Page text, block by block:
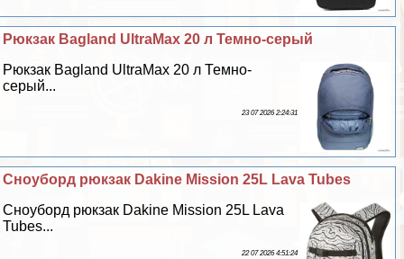
Рюкзак Bagland UltraMax 20 л Темно-серый
Рюкзак Bagland UltraMax 20 л Темно-
серый...
23 07 2026 2:24:31
Сноуборд рюкзак Dakine Mission 25L Lava Tubes
Сноуборд рюкзак Dakine Mission 25L Lava
Tubes...
22 07 2026 4:51:24